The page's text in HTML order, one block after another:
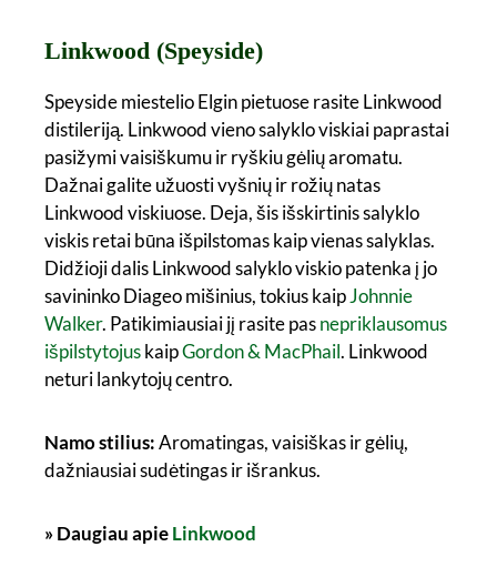
Linkwood (Speyside)
Speyside miestelio Elgin pietuose rasite Linkwood
distileriją. Linkwood vieno salyklo viskiai paprastai
pasižymi vaisiškumu ir ryškiu gėlių aromatu.
Dažnai galite užuosti vyšnių ir rožių natas
Linkwood viskiuose. Deja, šis išskirtinis salyklo
viskis retai būna išpilstomas kaip vienas salyklas.
Didžioji dalis Linkwood salyklo viskio patenka į jo
savininko Diageo mišinius, tokius kaipJohnnie
Walker. Patikimiausiai jį rasite pasnepriklausomus
išpilstytojuskaipGordon & MacPhail. Linkwood
neturi lankytojų centro.
Namo stilius:Aromatingas, vaisiškas ir gėlių,
dažniausiai sudėtingas ir išrankus.
» Daugiau apieLinkwood